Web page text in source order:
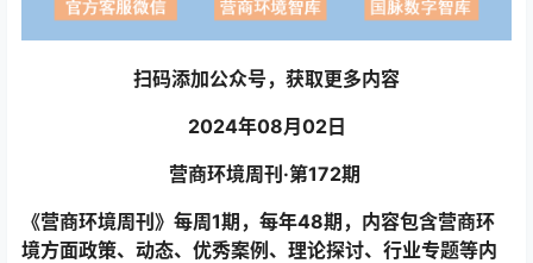
扫码添加公众号，获取更多内容
2024年08月02日
营商环境周刊·第172期
《营商环境周刊》每周1期，每年48期，内容包含营商环
境方面政策、动态、优秀案例、理论探讨、行业专题等内